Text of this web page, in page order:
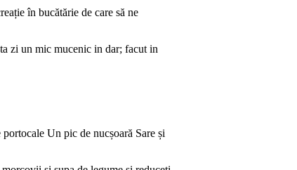
în bucătărie de care să ne
zi un mic mucenic in dar; facut in
Un pic de nucșoară Sare și